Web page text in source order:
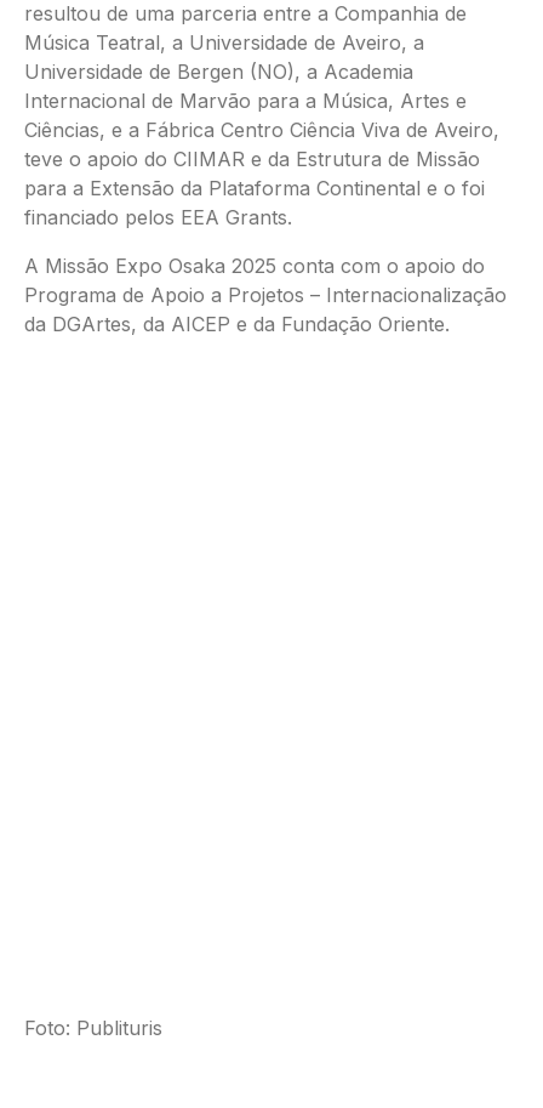
resultou de uma parceria entre a Companhia de
Música Teatral, a Universidade de Aveiro, a
Universidade de Bergen (NO), a Academia
Internacional de Marvão para a Música, Artes e
Ciências, e a Fábrica Centro Ciência Viva de Aveiro,
teve o apoio do CIIMAR e da Estrutura de Missão
para a Extensão da Plataforma Continental e o foi
financiado pelos EEA Grants.
A Missão Expo Osaka 2025 conta com o apoio do
Programa de Apoio a Projetos – Internacionalização
da DGArtes, da AICEP e da Fundação Oriente.
Foto: Publituris